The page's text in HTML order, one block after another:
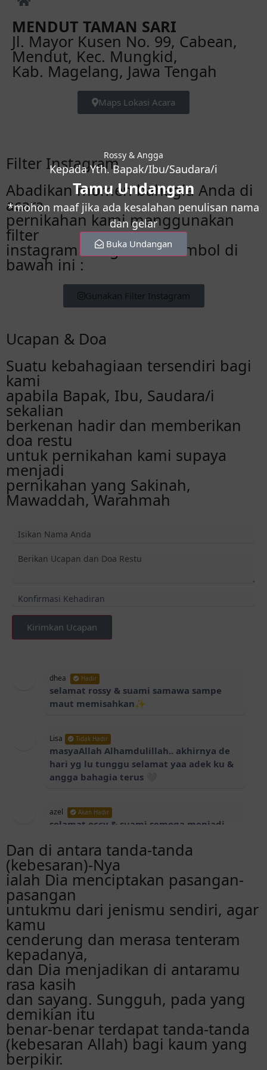
MENDUT TAMAN SARI
Jl. Mayor Kusen No. 99, Cabean,
Mendut, Kec. Mungkid,
Kab. Magelang, Jawa Tengah
Maps Lokasi Acara
Filter Instagram
Abadikan momen bahagia Anda di
acara
pernikahan kami menggunakan
filter
instagram dengan klik tombol di
bawah ini :
Gunakan Filter Instagram
Ucapan & Doa
Suatu kebahagiaan tersendiri bagi
kami
apabila Bapak, Ibu, Saudara/i
sekalian
berkenan hadir dan memberikan
doa restu
untuk pernikahan kami supaya
menjadi
pernikahan yang Sakinah,
Mawaddah, Warahmah
Kirimkan Ucapan
dhea Hadir
selamat rossy & suami samawa sampe
maut memisahkan✨
Lisa Tidak Hadir
masyaAllah Alhamdulillah.. akhirnya de
hari yg lu tunggu selamat yaa adek ku &
angga bahagia terus 🤍
azel Akan Hadir
selamat occy & suami semoga menjadi
🫶🏻
Risma Hadir
selama menempuh hidup baru occy &
suami semoga menjadi keluarga sakinah
Risma Hadir
selama menempuh hidup baru occy &
suami semoga menjadi keluarga sakinah
mawadah warahmah 🤍
awanda Hadir
selamat menempuh hidup baru rossy &
suami akhirnya ya bahagia terus ya
Dan di antara tanda-tanda
(kebesaran)-Nya
ialah Dia menciptakan pasangan-
pasangan
untukmu dari jenismu sendiri, agar
kamu
cenderung dan merasa tenteram
kepadanya,
dan Dia menjadikan di antaramu
rasa kasih
dan sayang. Sungguh, pada yang
demikian itu
benar-benar terdapat tanda-tanda
(kebesaran Allah) bagi kaum yang
berpikir.
Rossy & Angga
Kepada Yth. Bapak/Ibu/Saudara/i
Tamu Undangan
*mohon maaf jika ada kesalahan penulisan nama
dan gelar
Buka Undangan